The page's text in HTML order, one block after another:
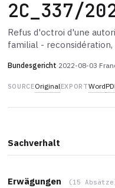
2C_337/
Refus d'octroi d'une
familial - reconsidération,
Bundesgericht·2022-08-03·
SOURCEOriginalEXPORTWord
Sachverhalt
Erwägungen (15